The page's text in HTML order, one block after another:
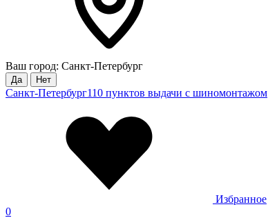
Ваш город: Санкт-Петербург
Да Нет
Санкт-Петербург110 пунктов выдачи с шиномонтажом
Избранное
0